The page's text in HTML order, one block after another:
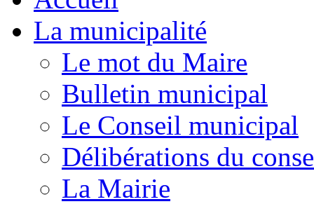
La municipalité
Le mot du Maire
Bulletin municipal
Le Conseil municipal
Délibérations du
La Mairie